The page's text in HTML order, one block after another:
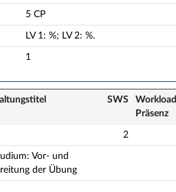
5 CP
LV 1: %; LV 2: %.
1
SWS
Workload
Präsenz
2
Vor- und
der Übung